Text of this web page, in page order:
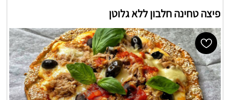
פיצה טחינה חלבון ללא גלוטן